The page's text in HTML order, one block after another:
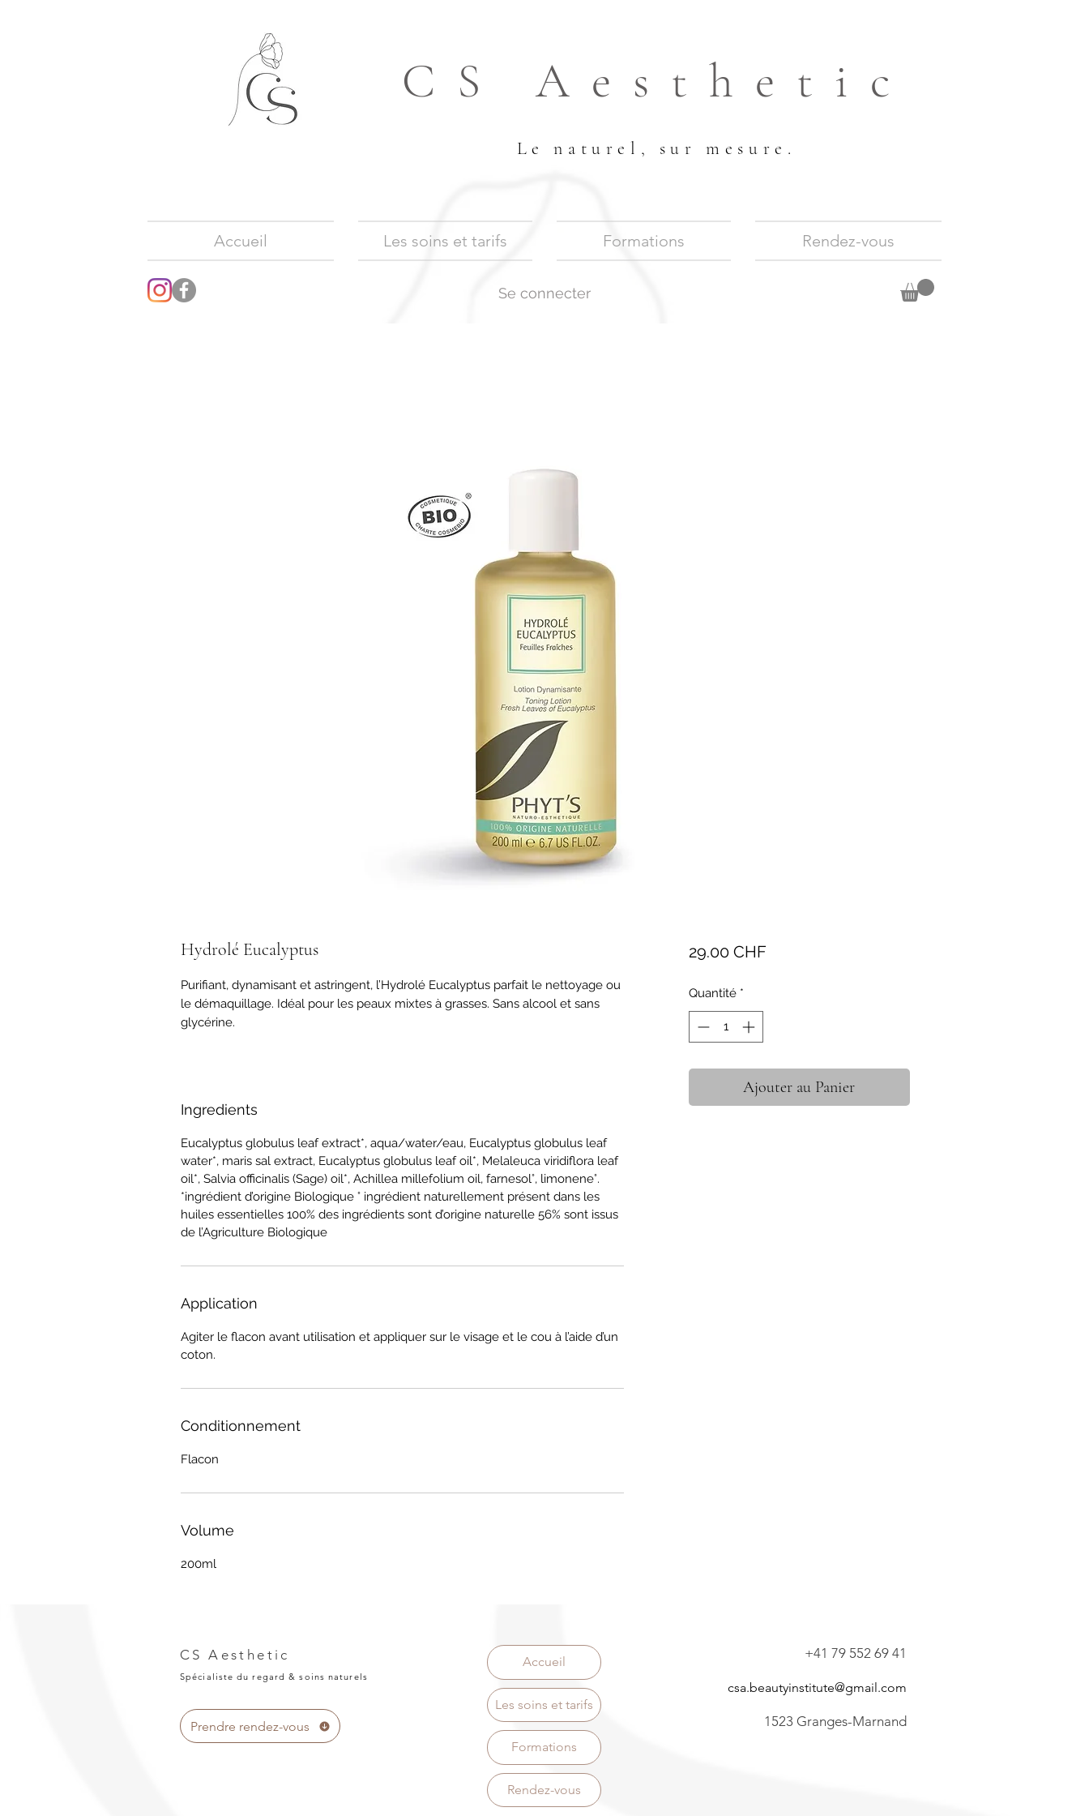
CS Aesthetic
Le naturel, sur mesure.
Accueil Les soins et tarifs Formations Rendez-vous
Se connecter
Hydrolé Eucalyptus
Purifiant, dynamisant et astringent, l’Hydrolé Eucalyptus parfait le nettoyage ou
le démaquillage. Idéal pour les peaux mixtes à grasses. Sans alcool et sans
glycérine.
Ingredients
Eucalyptus globulus leaf extract*, aqua/water/eau, Eucalyptus globulus leaf
water*, maris sal extract, Eucalyptus globulus leaf oil*, Melaleuca viridiflora leaf
oil*, Salvia officinalis (Sage) oil*, Achillea millefolium oil, farnesol°, limonene°.
*ingrédient d’origine Biologique ° ingrédient naturellement présent dans les
huiles essentielles 100% des ingrédients sont d’origine naturelle 56% sont issus
de l’Agriculture Biologique
Application
Agiter le flacon avant utilisation et appliquer sur le visage et le cou à l’aide d’un
coton.
Conditionnement
Flacon
Volume
200ml
29.00 CHFPrix
Quantité *
Ajouter au Panier
CS Aesthetic
Spécialiste du regard & soins naturels
+41 79 552 69 41
csa.beautyinstitute@gmail.com
1523 Granges-Marnand
Prendre rendez-vous
Accueil
Les soins et tarifs
Formations
Rendez-vous